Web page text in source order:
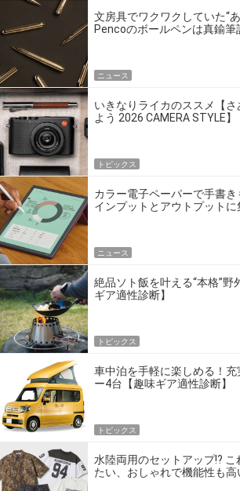
文房具でワクワクしていた“
Pencoのボールペンは真鍮
ニュース
いきなりライカのススメ【
よう 2026 CAMERA STYLE】
トピックス
カラー電子ペーパーで手書
インプットとアウトプットに
ニュース
絶品ソト飯を叶える“本格”野
ギア適性診断】
トピックス
車中泊を手軽に楽しめる！
ー4台【趣味ギア適性診断】
トピックス
水陸両用のセットアップ!? こ
たい、おしゃれで機能性も高